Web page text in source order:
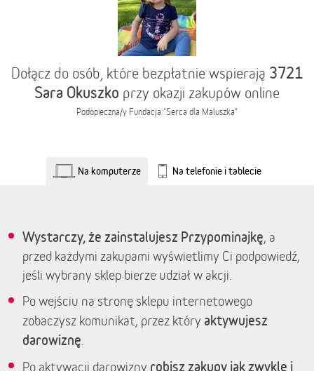
Dołącz do osób, które bezpłatnie wspierają 3721
Sara Okuszko przy okazji zakupów online
Podopieczna/y Fundacja "Serca dla Maluszka"
Na komputerze Na telefonie i tablecie
Wystarczy, że zainstalujesz Przypominajkę, a
przed każdymi zakupami wyświetlimy Ci podpowiedź,
jeśli wybrany sklep bierze udział w akcji.
Po wejściu na stronę sklepu internetowego
zobaczysz komunikat, przez który aktywujesz
darowiznę
Po aktywacji darowizny robisz zakupy jak zwykle i